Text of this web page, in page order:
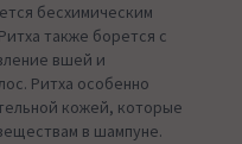
бесхимическим
также борется с
вшей и
Ритха особенно
кожей, которые
в шампуне.